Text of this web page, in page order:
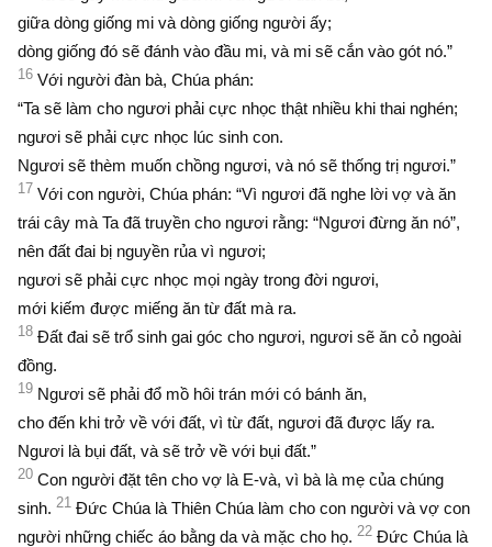
giữa dòng giống mi và dòng giống người ấy;
dòng giống đó sẽ đánh vào đầu mi, và mi sẽ cắn vào gót nó.”
16 Với người đàn bà, Chúa phán:
“Ta sẽ làm cho ngươi phải cực nhọc thật nhiều khi thai nghén;
ngươi sẽ phải cực nhọc lúc sinh con.
Ngươi sẽ thèm muốn chồng ngươi, và nó sẽ thống trị ngươi.”
17 Với con người, Chúa phán: “Vì ngươi đã nghe lời vợ và ăn
trái cây mà Ta đã truyền cho ngươi rằng: “Ngươi đừng ăn nó”,
nên đất đai bị nguyền rủa vì ngươi;
ngươi sẽ phải cực nhọc mọi ngày trong đời ngươi,
mới kiếm được miếng ăn từ đất mà ra.
18 Ðất đai sẽ trổ sinh gai góc cho ngươi, ngươi sẽ ăn cỏ ngoài
đồng.
19 Ngươi sẽ phải đổ mồ hôi trán mới có bánh ăn,
cho đến khi trở về với đất, vì từ đất, ngươi đã được lấy ra.
Ngươi là bụi đất, và sẽ trở về với bụi đất.”
20 Con người đặt tên cho vợ là E-và, vì bà là mẹ của chúng
sinh. 21 Ðức Chúa là Thiên Chúa làm cho con người và vợ con
người những chiếc áo bằng da và mặc cho họ. 22 Ðức Chúa là